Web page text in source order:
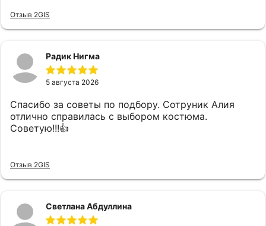
Отзыв 2GIS
Радик Нигма
5 августа 2026
Спасибо за советы по подбору. Сотруник Алия
отлично справилась с выбором костюма.
Советую!!!👍
Отзыв 2GIS
Светлана Абдуллина